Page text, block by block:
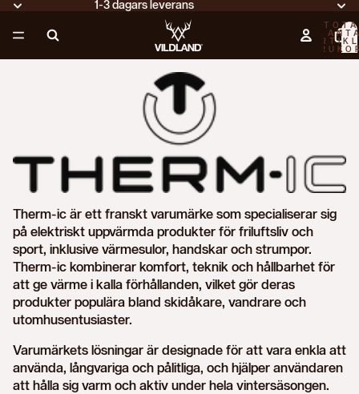
1-3 dagars leverans
Therm-ic är ett franskt varumärke som specialiserar sig
på elektriskt uppvärmda produkter för friluftsliv och
sport, inklusive värmesulor, handskar och strumpor.
Therm-ic kombinerar komfort, teknik och hållbarhet för
att ge värme i kalla förhållanden, vilket gör deras
produkter populära bland skidåkare, vandrare och
utomhusentusiaster.
Varumärkets lösningar är designade för att vara enkla att
använda, långvariga och pålitliga, och hjälper användaren
att hålla sig varm och aktiv under hela vintersäsongen.